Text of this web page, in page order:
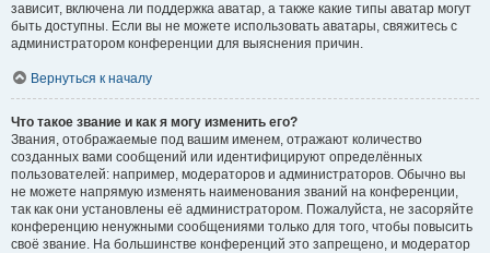
зависит, включена ли поддержка аватар, а также какие типы аватар могут
быть доступны. Если вы не можете использовать аватары, свяжитесь с
администратором конференции для выяснения причин.
Вернуться к началу
Что такое звание и как я могу изменить его?
Звания, отображаемые под вашим именем, отражают количество
созданных вами сообщений или идентифицируют определённых
пользователей: например, модераторов и администраторов. Обычно вы
не можете напрямую изменять наименования званий на конференции,
так как они установлены её администратором. Пожалуйста, не засоряйте
конференцию ненужными сообщениями только для того, чтобы повысить
своё звание. На большинстве конференций это запрещено, и модератор